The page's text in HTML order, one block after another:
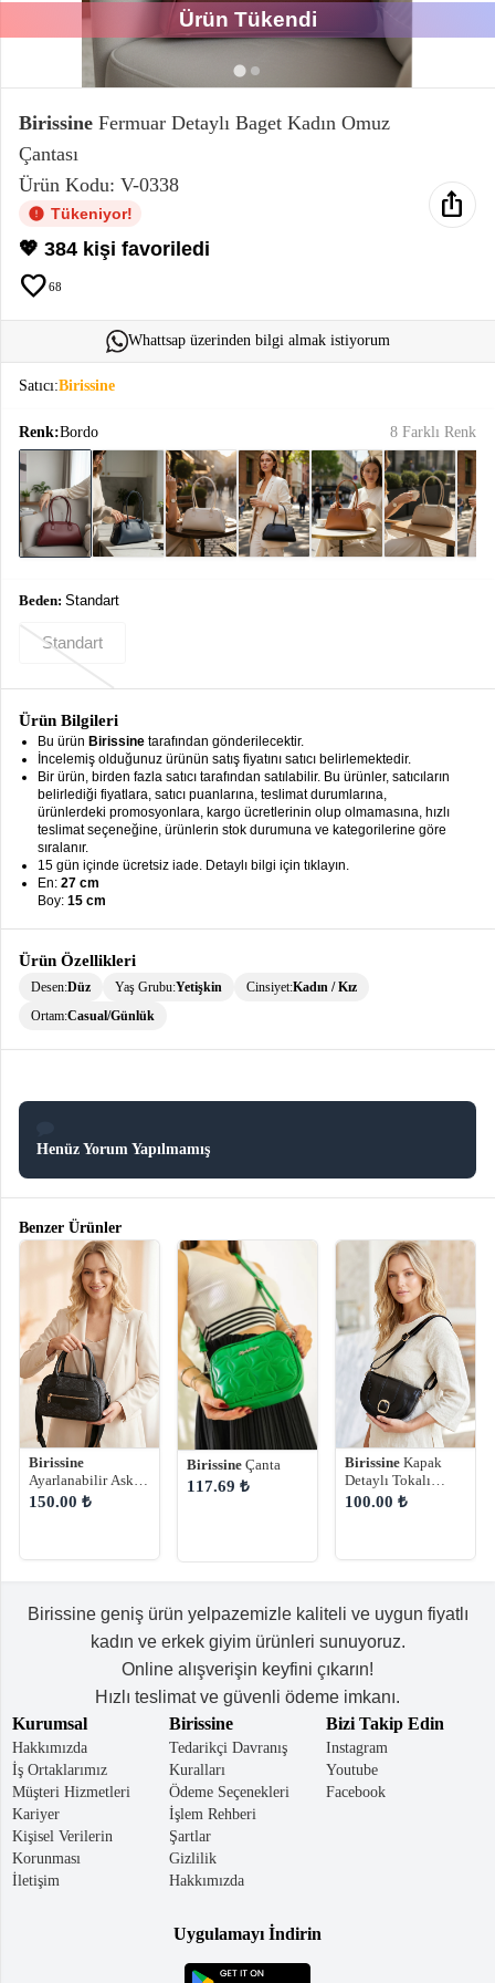
Sweatshirt
Ev
Giyim keyboard_arrow_down
Takımlar keyboard_arrow_down
Elbise
Alt
keyboard_arrow_down
Giyim
Tesettür
Giyim keyboard_arrow_down
Büyük
Bedenkeyboard_arrow_down
Giyimkeyboard_arrow_down
Ürün Tükendi
Birissine Fermuar Detaylı Baget Kadın Omuz
Çantası
Ürün Kodu: V-0338
Tükeniyor!
💖 384 kişi favoriledi
favorite68
ios_share
Whattsap üzerinden bilgi almak istiyorum
Satıcı:Birissine
Renk:Bordo 8 Farklı Renk
Beden: Standart
Standart
Ürün Bilgileri
Bu ürün Birissine tarafından gönderilecektir.
İncelemiş olduğunuz ürünün satış fiyatını satıcı belirlemektedir.
Bir ürün, birden fazla satıcı tarafından satılabilir. Bu ürünler, satıcıların
belirlediği fiyatlara, satıcı puanlarına, teslimat durumlarına,
ürünlerdeki promosyonlara, kargo ücretlerinin olup olmamasına, hızlı
teslimat seçeneğine, ürünlerin stok durumuna ve kategorilerine göre
sıralanır.
15 gün içinde ücretsiz iade. Detaylı bilgi için tıklayın.
En: 27 cm
Boy: 15 cm
Ürün Özellikleri
Desen:Düz Yaş Grubu:Yetişkin Cinsiyet:Kadın / Kız
Ortam:Casual/Günlük
Henüz Yorum Yapılmamış
Benzer Ürünler
Birissine
Ayarlanabilir Askılı
Desenli Kadın El ve
150.00 ₺
Birissine Çanta
117.69 ₺
Birissine Kapak
Detaylı Tokalı
Kadın Omuz
100.00 ₺
Birissine geniş ürün yelpazemizle kaliteli ve uygun fiyatlı
kadın ve erkek giyim ürünleri sunuyoruz.
Online alışverişin keyfini çıkarın!
Hızlı teslimat ve güvenli ödeme imkanı.
Kurumsal
Hakkımızda
İş Ortaklarımız
Müşteri Hizmetleri
Kariyer
Kişisel Verilerin
Korunması
İletişim
Birissine
Tedarikçi Davranış
Kuralları
Ödeme Seçenekleri
İşlem Rehberi
Şartlar
Gizlilik
Hakkımızda
Bizi Takip Edin
Instagram
Youtube
Facebook
Uygulamayı İndirin